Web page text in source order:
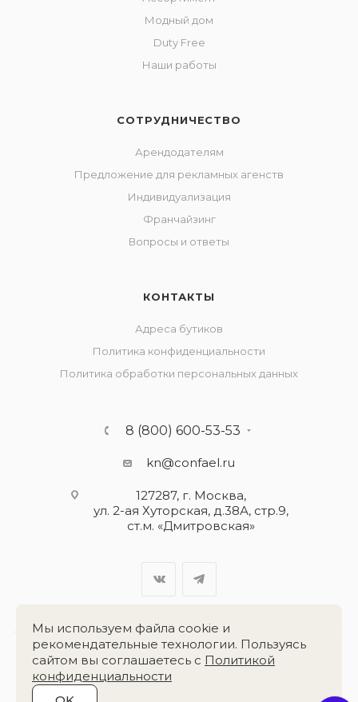
Модный дом
Duty Free
Наши работы
СОТРУДНИЧЕСТВО
Арендодателям
Предложение для рекламных агенств
Индивидуализация
Франчайзинг
Вопросы и ответы
КОНТАКТЫ
Адреса бутиков
Политика конфиденциальности
Политика обработки персональных данных
8 (800) 600-53-53
kn@confael.ru
127287, г. Москва,
ул. 2-ая Хуторская, д.38А, стр.9,
ст.м. «Дмитровская»
Разработка сайта:
Мы используем файла cookie и
рекомендательные технологии. Пользуясь
сайтом вы соглашаетесь с Политикой
конфиденциальности